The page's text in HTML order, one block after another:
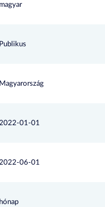
magyar
Publikus
Magyarország
01-01
06-01
hónap